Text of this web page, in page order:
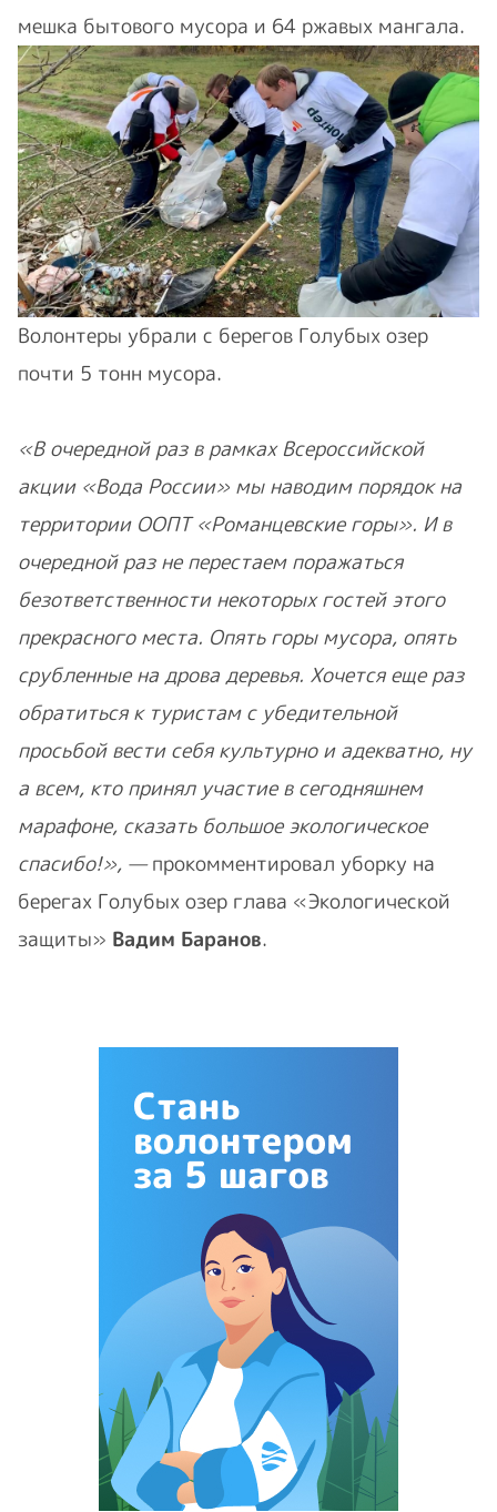
мешка бытового мусора и 64 ржавых мангала.
Волонтеры убрали с берегов Голубых озер
почти 5 тонн мусора.
«В очередной раз в рамках Всероссийской
акции «Вода России» мы наводим порядок на
территории ООПТ «Романцевские горы». И в
очередной раз не перестаем поражаться
безответственности некоторых гостей этого
прекрасного места. Опять горы мусора, опять
срубленные на дрова деревья. Хочется еще раз
обратиться к туристам с убедительной
просьбой вести себя культурно и адекватно, ну
а всем, кто принял участие в сегодняшнем
марафоне, сказать большое экологическое
спасибо!», —прокомментировал уборку на
берегах Голубых озер глава «Экологической
защиты» Вадим Баранов.